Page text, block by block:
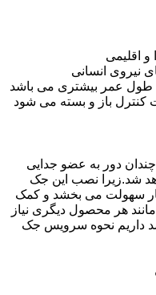
و اقلیمی
نیروی انسانی
طول عمر بیشتری می باشد
باز و بسته می شود
چندان دور به عضو جدایی
شد.زیرا نصب این جک
سهولت می بخشد و کمک
هر محصول دیگری نیاز
داریم نحوه سرویس جک